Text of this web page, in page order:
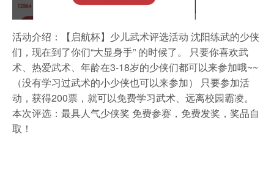
活动介绍：
【启航杯】少儿武术评选活动 沈阳练武的少侠
们，现在到了你们“大显身手” 的时候了。 只要你喜欢武
术、热爱武术、年龄在3-18岁的少侠们都可以来参加哦~~
（没有学习过武术的小少侠也可以来参加） 只要参加活
动，获得200票，就可以免费学习武术、远离校园霸凌。
本次评选：最具人气少侠奖 免费参赛，免费发奖，奖品自
取！